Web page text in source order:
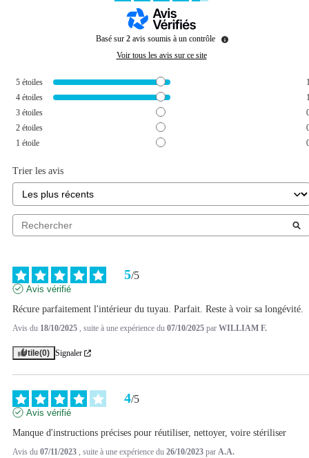
Basé sur 2 avis soumis à un contrôle
Voir tous les avis sur ce site
5 étoiles
4 étoiles
3 étoiles
2 étoiles
1 étoile
Trier les avis
5/5
Avis vérifié
Récure parfaitement l'intérieur du tuyau. Parfait. Reste à voir sa longévité.
Avis du 18/10/2025 , suite à une expérience du 07/10/2025 par WILLIAM F.
Utile(0) Signaler
4/5
Avis vérifié
Manque d'instructions précises pour réutiliser, nettoyer, voire stériliser
Avis du 07/11/2023 , suite à une expérience du 26/10/2023 par A.A.